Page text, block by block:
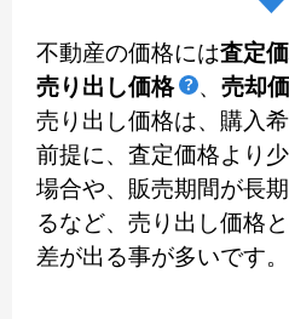
不動産の価格には査定
売り出し価格
、 売却
売り出し価格は、購入
前提に、査定価格より
場合や、販売期間が長
るなど、売り出し価格
差が出る事が多いです。